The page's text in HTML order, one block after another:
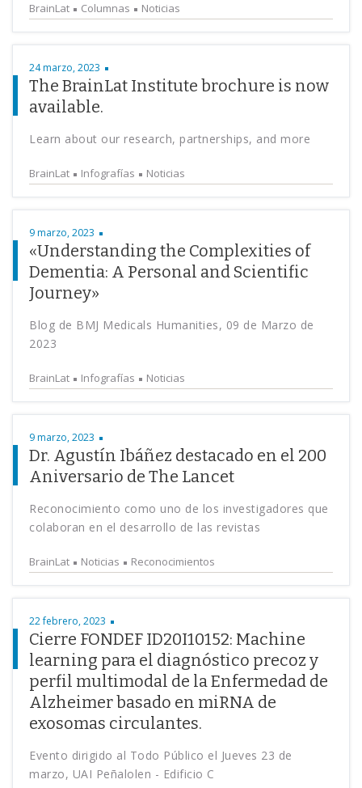
BrainLat Columnas Noticias
24 marzo, 2023
The BrainLat Institute brochure is now
available.
Learn about our research, partnerships, and more
BrainLat Infografías Noticias
9 marzo, 2023
«Understanding the Complexities of
Dementia: A Personal and Scientific
Journey»
Blog de BMJ Medicals Humanities, 09 de Marzo de
2023
BrainLat Infografías Noticias
9 marzo, 2023
Dr. Agustín Ibáñez destacado en el 200
Aniversario de The Lancet
Reconocimiento como uno de los investigadores que
colaboran en el desarrollo de las revistas
BrainLat Noticias Reconocimientos
22 febrero, 2023
Cierre FONDEF ID20I10152: Machine
learning para el diagnóstico precoz y
perfil multimodal de la Enfermedad de
Alzheimer basado en miRNA de
exosomas circulantes.
Evento dirigido al Todo Público el Jueves 23 de
marzo, UAI Peñalolen - Edificio C